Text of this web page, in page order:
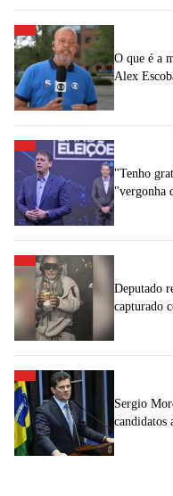
O que é a
Alex
"Tenho
"vergonha
Deputado
capturado
Sergio
candidatos